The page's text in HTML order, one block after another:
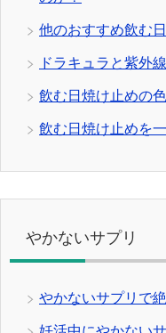
他のおすすめ飲む
ドラキュラと紫外
飲む日焼け止めの
飲む日焼け止めを
やかないサプリ
やかないサプリで